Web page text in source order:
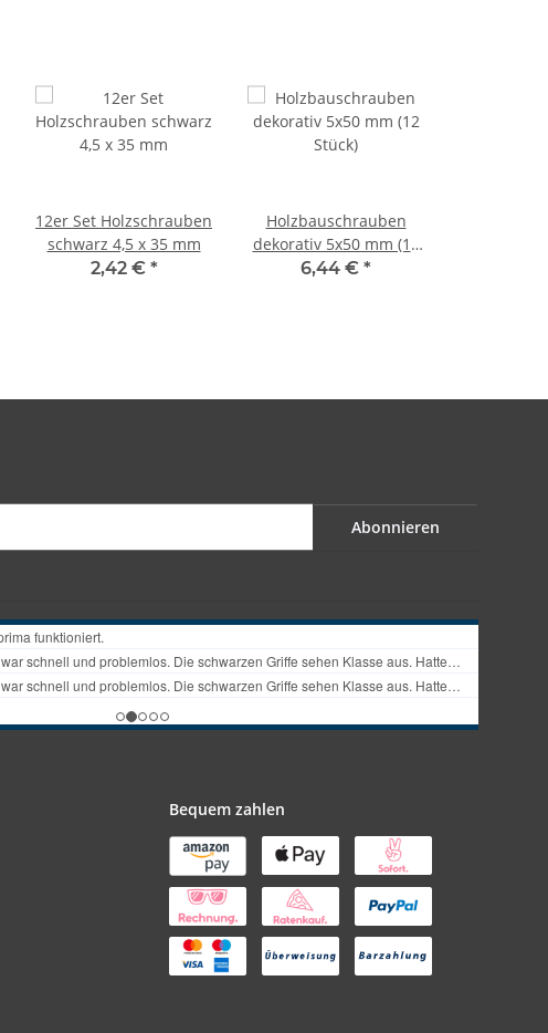
12er Set Holzschrauben
schwarz 4,5 x 35 mm
2,42 € *
Holzbauschrauben
dekorativ 5x50 mm (12
Stück)
6,44 € *
Abonnieren
Bequem zahlen